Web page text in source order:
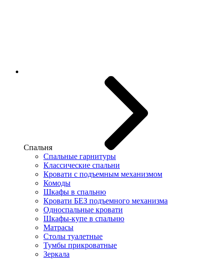
Спальня
Спальные гарнитуры
Классические спальни
Кровати с подъемным механизмом
Комоды
Шкафы в спальню
Кровати БЕЗ подъемного механизма
Односпальные кровати
Шкафы-купе в спальню
Матрасы
Столы туалетные
Тумбы прикроватные
Зеркала